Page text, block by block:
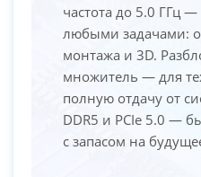
частота до 5.0 ГГц —
любыми задачами:
монтажа и 3D.
множитель — для
полную отдачу от
DDR5 и PCIe 5.0 —
с запасом на